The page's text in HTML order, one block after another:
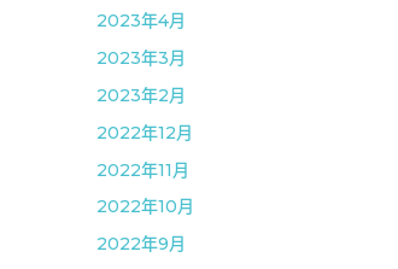
2023年4月
2023年3月
2023年2月
2022年12月
2022年11月
2022年10月
2022年9月